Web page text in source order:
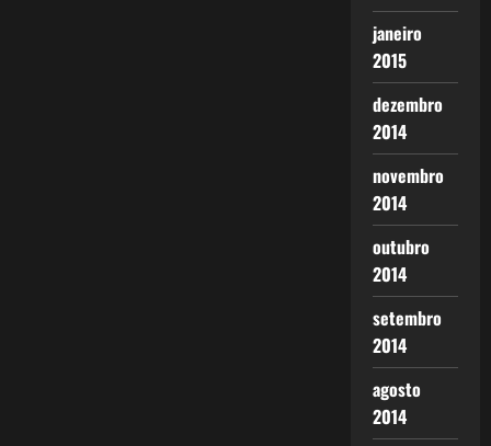
janeiro
2015
dezembro
2014
novembro
2014
outubro
2014
setembro
2014
agosto
2014